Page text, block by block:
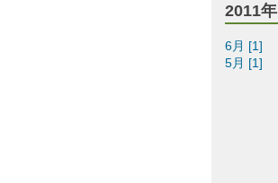
2011年
6月 [1]
5月 [1]